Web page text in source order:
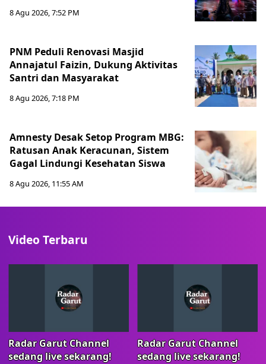
8 Agu 2026, 7:52 PM
PNM Peduli Renovasi Masjid
Annajatul Faizin, Dukung Aktivitas
Santri dan Masyarakat
8 Agu 2026, 7:18 PM
Amnesty Desak Setop Program MBG:
Ratusan Anak Keracunan, Sistem
Gagal Lindungi Kesehatan Siswa
8 Agu 2026, 11:55 AM
Video Terbaru
Radar Garut Channel
sedang live sekarang!
Radar Garut Channel
sedang live sekarang!